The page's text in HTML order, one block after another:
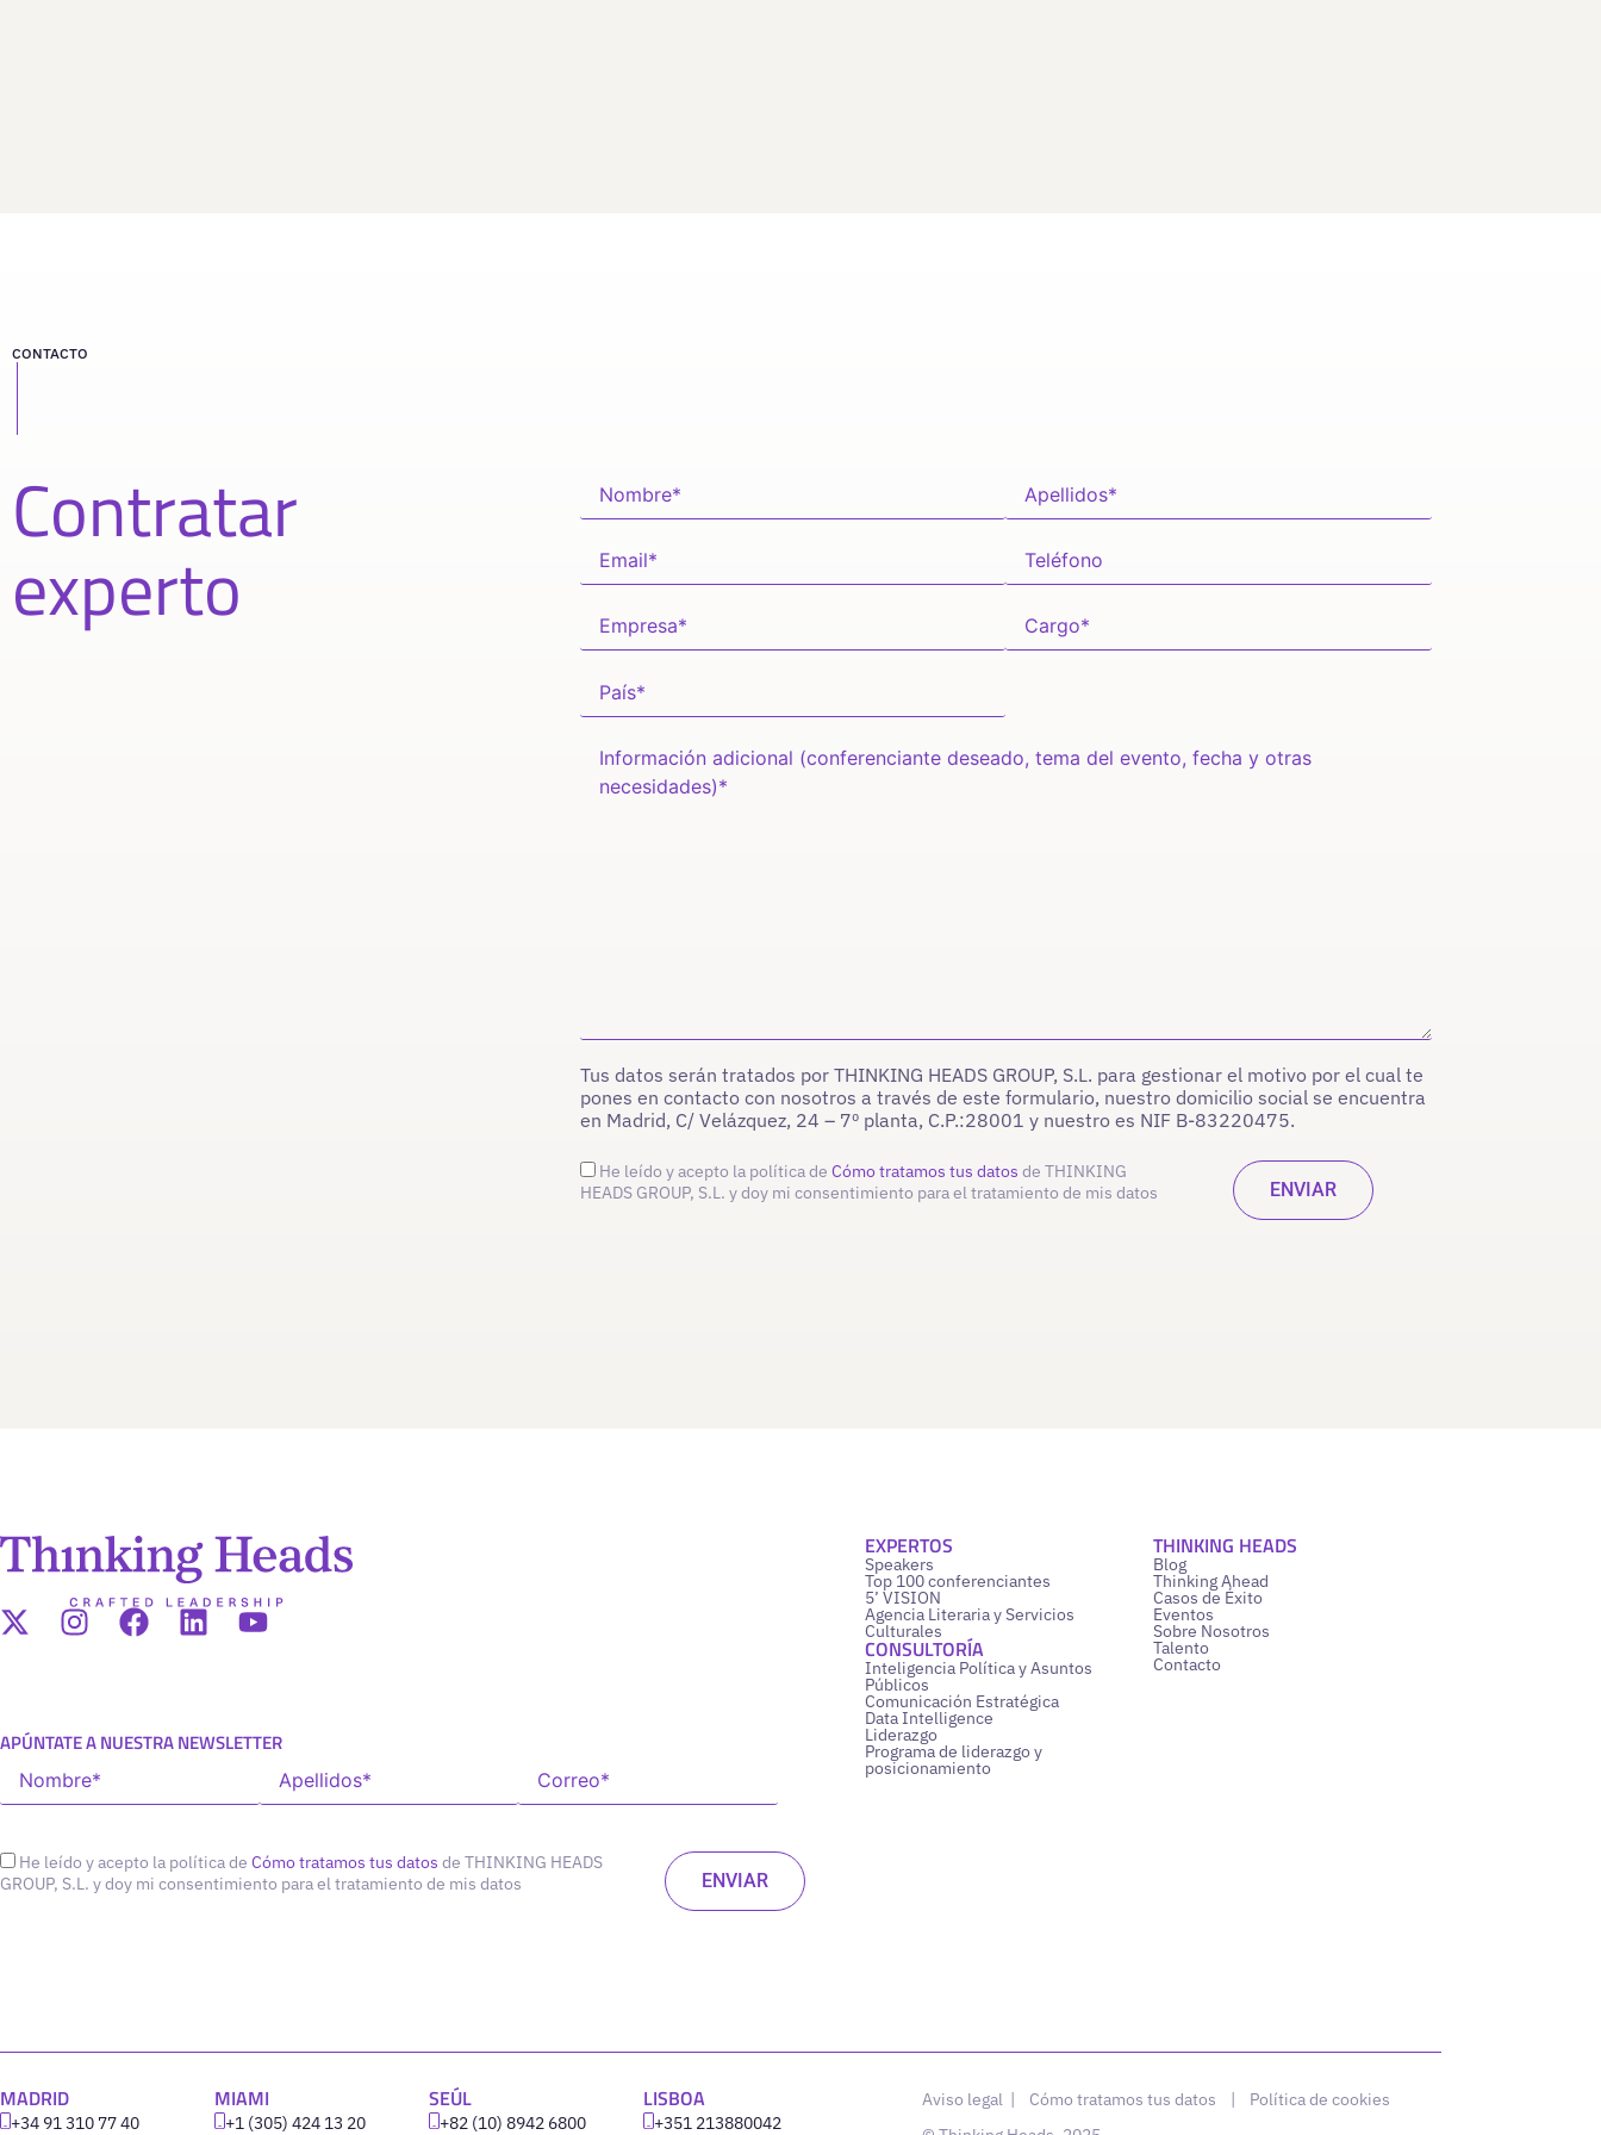
CONTACTO
Contratar
experto
Tus datos serán tratados por THINKING HEADS GROUP, S.L. para gestionar el motivo por el cual te
pones en contacto con nosotros a través de este formulario, nuestro domicilio social se encuentra
en Madrid, C/ Velázquez, 24 – 7º planta, C.P.:28001 y nuestro es NIF B-83220475.
He leído y acepto la política de Cómo tratamos tus datos de THINKING
HEADS GROUP, S.L. y doy mi consentimiento para el tratamiento de mis datos
APÚNTATE A NUESTRA NEWSLETTER
He leído y acepto la política de Cómo tratamos tus datos de THINKING HEADS
GROUP, S.L. y doy mi consentimiento para el tratamiento de mis datos
EXPERTOS
Speakers
Top 100 conferenciantes
5’ VISION
Agencia Literaria y Servicios
Culturales
CONSULTORÍA
Inteligencia Política y Asuntos
Públicos
Comunicación Estratégica
Data Intelligence
Liderazgo
Programa de liderazgo y
posicionamiento
THINKING HEADS
Blog
Thinking Ahead
Casos de Éxito
Eventos
Sobre Nosotros
Talento
Contacto
MADRID
+34 91 310 77 40
MIAMI
+1 (305) 424 13 20
SEÚL
+82 (10) 8942 6800
LISBOA
‪+351 213880042
Aviso legal | Cómo tratamos tus datos | Política de cookies